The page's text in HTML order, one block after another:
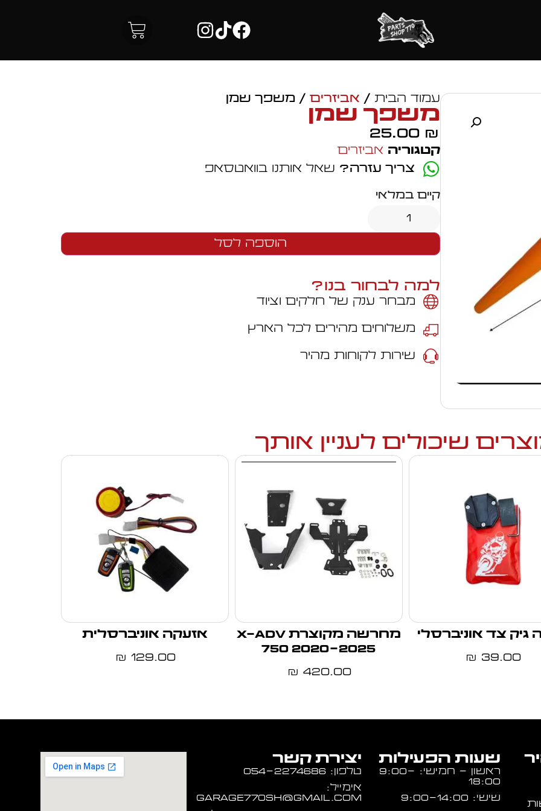
עמוד הבית/ אביזרים/ משפך שמן
משפך שמן
25.00 ₪
קטגוריה אביזרים
צריך עזרה? שאל אותנו בוואטסאפ
קיים במלאי
הוספה לסל
למה לבחור בנו?
מבחר ענק של חלקים וציוד
משלוחים מהירים לכל הארץ
שירות לקוחות מהיר
שיכולים לעניין אותך
גיק צד אוניברסלי
39.00
₪
מחרשה מקוצרת X-adv
750 2020-2025
420.00
₪
אזעקה אוניברסלית
129.00
₪
שעות הפעילות
ראשון - חמישי: 9:00-
18:00
שישי: 9:00-14:00
יצירת קשר
טלפון: 054-2274686
אימייל:
garage770sh@gmail.com